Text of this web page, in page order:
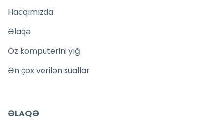
Haqqımızda
Əlaqə
Öz kompüterini yığ
Ən çox verilən suallar
ƏLAQƏ